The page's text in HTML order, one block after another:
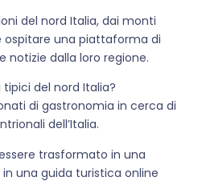
del nord Italia, dai monti
ospitare una piattaforma di
notizie dalla loro regione.
del nord Italia?
di gastronomia in cerca di
dell’Italia.
trasformato in una
una guida turistica online